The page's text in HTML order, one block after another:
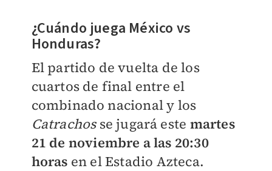
¿Cuándo juega México vs
Honduras?
El partido de vuelta de los
cuartos de final entre el
combinado nacional y los
Catrachos se jugará este martes
21 de noviembre a las 20:30
horas en el Estadio Azteca.